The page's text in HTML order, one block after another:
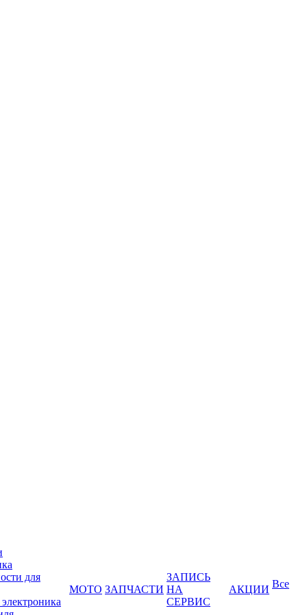
для
МОТО ЗАПЧАСТИ
ЗАПИСЬ
НА
СЕРВИС
АКЦИИ Все